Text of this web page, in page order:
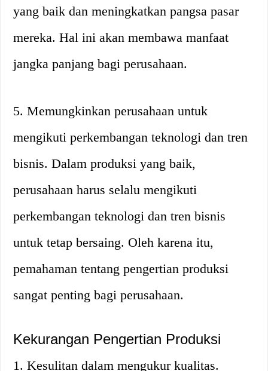
yang baik dan meningkatkan pangsa pasar
mereka. Hal ini akan membawa manfaat
jangka panjang bagi perusahaan.
5. Memungkinkan perusahaan untuk
mengikuti perkembangan teknologi dan tren
bisnis. Dalam produksi yang baik,
perusahaan harus selalu mengikuti
perkembangan teknologi dan tren bisnis
untuk tetap bersaing. Oleh karena itu,
pemahaman tentang pengertian produksi
sangat penting bagi perusahaan.
Kekurangan Pengertian Produksi
1. Kesulitan dalam mengukur kualitas.